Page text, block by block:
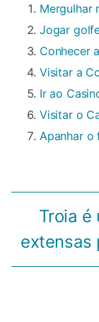
Mergulhar
Jogar
Conhecer
Visitar a
Ir ao
Visitar o
Apanhar o
Troia é
extensas